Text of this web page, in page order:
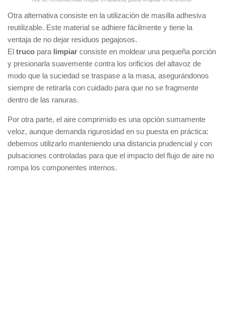
Otra alternativa consiste en la utilización de masilla adhesiva
reutilizable. Este material se adhiere fácilmente y tiene la
ventaja de no dejar residuos pegajosos.
El truco para limpiar consiste en moldear una pequeña porción
y presionarla suavemente contra los orificios del altavoz de
modo que la suciedad se traspase a la masa, asegurándonos
siempre de retirarla con cuidado para que no se fragmente
dentro de las ranuras.
Por otra parte, el aire comprimido es una opción sumamente
veloz, aunque demanda rigurosidad en su puesta en práctica:
debemos utilizarlo manteniendo una distancia prudencial y con
pulsaciones controladas para que el impacto del flujo de aire no
rompa los componentes internos.